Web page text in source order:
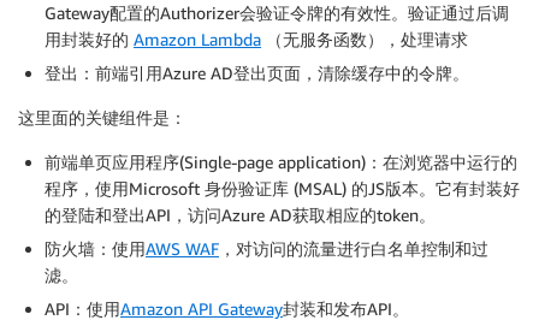
Gateway配置的Authorizer会验证令牌的有效性。验证通过后调
用封装好的 Amazon Lambda （无服务函数），处理请求
登出：前端引用Azure AD登出页面，清除缓存中的令牌。
这里面的关键组件是：
前端单页应用程序(Single-page application)：在浏览器中运行的
程序，使用Microsoft 身份验证库 (MSAL) 的JS版本。它有封装好
的登陆和登出API，访问Azure AD获取相应的token。
防火墙：使用AWS WAF ，对访问的流量进行白名单控制和过
滤。
API：使用Amazon API Gateway封装和发布API。